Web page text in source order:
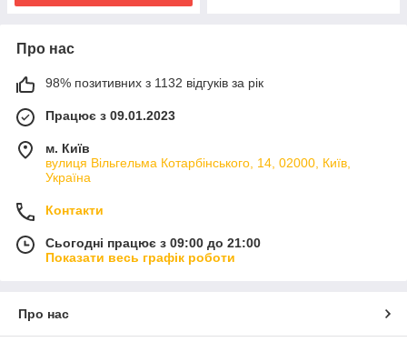
Про нас
98% позитивних з 1132 відгуків за рік
Працює з 09.01.2023
м. Київ
вулиця Вільгельма Котарбінського, 14, 02000, Київ,
Україна
Контакти
Сьогодні працює з 09:00 до 21:00
Показати весь графік роботи
Про нас